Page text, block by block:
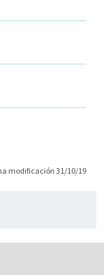
modificación 31/10/19